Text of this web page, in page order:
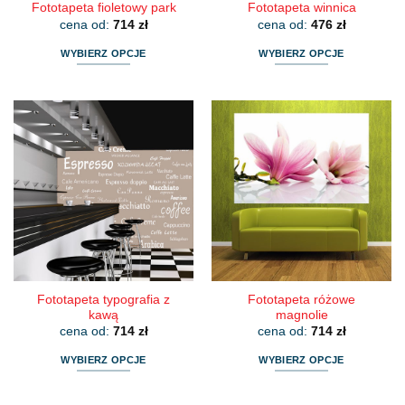
Fototapeta fioletowy park
cena od: 714 zł
WYBIERZ OPCJE
ma
wiele
wariantów.
Opcje
można
wybrać
na
stronie
produktu
Fototapeta winnica
cena od: 476 zł
WYBIERZ OPCJE
ma
wariantów.
Opcje
można
wybrać
na
produktu
Fototapeta typografia z
kawą
cena od: 714 zł
WYBIERZ OPCJE
Fototapeta różowe
magnolie
cena od: 714 zł
WYBIERZ OPCJE